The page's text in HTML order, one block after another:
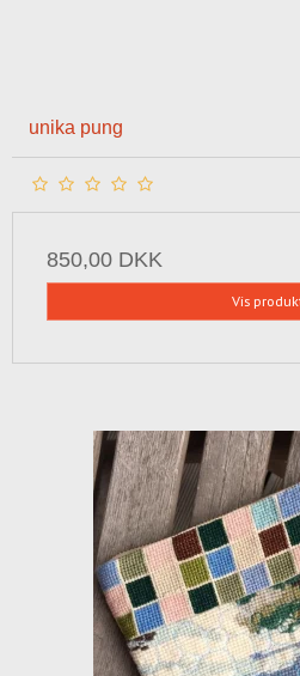
unika pung
850,00 DKK
Vis